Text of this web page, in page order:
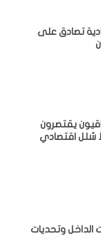
تصادق على
يقتصرون
شلل اقتصادي
الداخل وتحديات